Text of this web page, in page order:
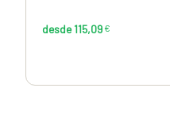
desde 115,09 €